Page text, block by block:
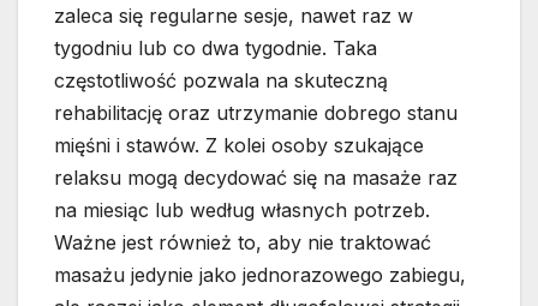
zaleca się regularne sesje, nawet raz w
tygodniu lub co dwa tygodnie. Taka
częstotliwość pozwala na skuteczną
rehabilitację oraz utrzymanie dobrego stanu
mięśni i stawów. Z kolei osoby szukające
relaksu mogą decydować się na masaże raz
na miesiąc lub według własnych potrzeb.
Ważne jest również to, aby nie traktować
masażu jedynie jako jednorazowego zabiegu,